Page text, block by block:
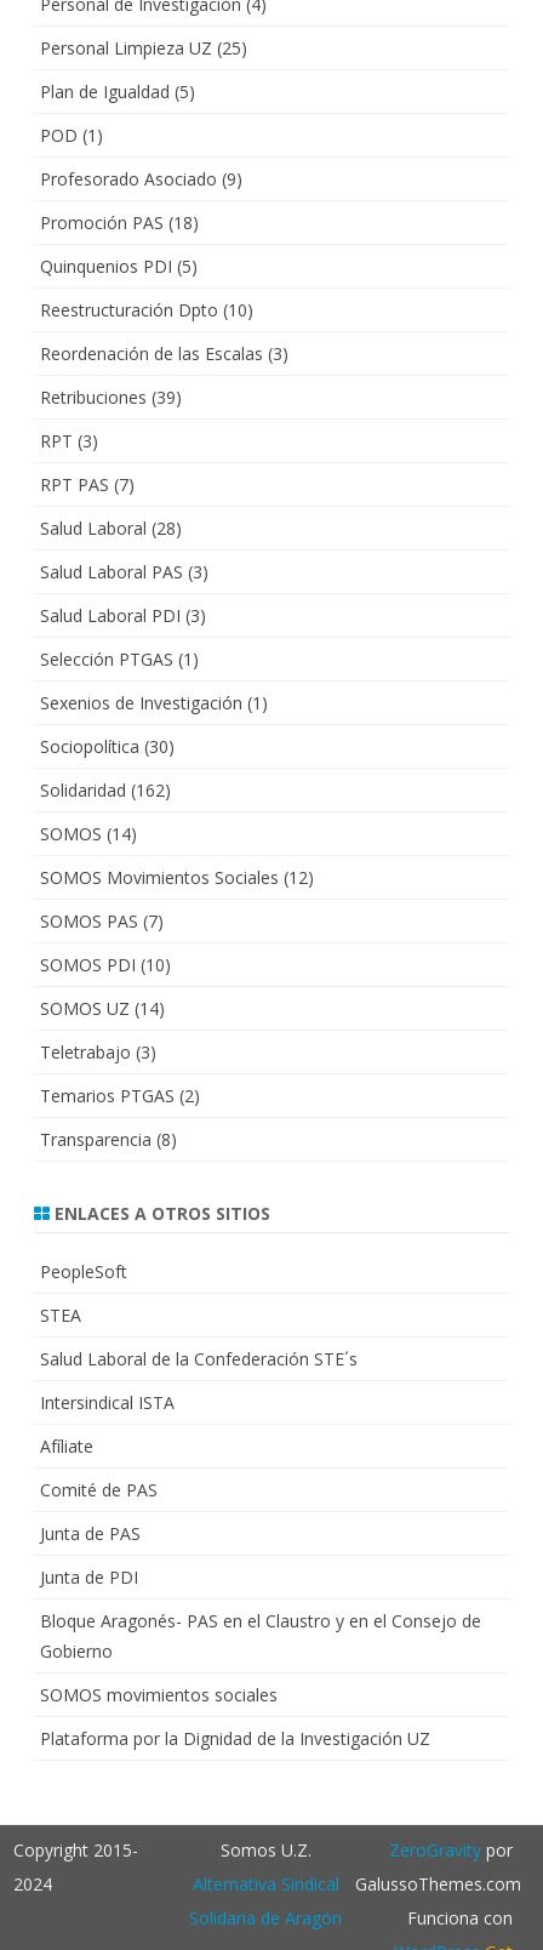
Personal Limpieza UZ (25)
Plan de Igualdad (5)
POD (1)
Profesorado Asociado (9)
Promoción PAS (18)
Quinquenios PDI (5)
Reestructuración Dpto (10)
Reordenación de las Escalas (3)
Retribuciones (39)
RPT (3)
RPT PAS (7)
Salud Laboral (28)
Salud Laboral PAS (3)
Salud Laboral PDI (3)
Selección PTGAS (1)
Sexenios de Investigación (1)
Sociopolítica (30)
Solidaridad (162)
SOMOS (14)
SOMOS Movimientos Sociales (12)
SOMOS PAS (7)
SOMOS PDI (10)
SOMOS UZ (14)
Teletrabajo (3)
Temarios PTGAS (2)
Transparencia (8)
ENLACES A OTROS SITIOS
PeopleSoft
STEA
Salud Laboral de la Confederación STE´s
Intersindical ISTA
Afíliate
Comité de PAS
Junta de PAS
Junta de PDI
Bloque Aragonés- PAS en el Claustro y en el Consejo de
Gobierno
SOMOS movimientos sociales
Plataforma por la Dignidad de la Investigación UZ
Copyright 2015-
2024
Somos U.Z.
Alternativa Sindical
Solidaria de Aragón
ZeroGravitypor
GalussoThemes.com
Funciona con